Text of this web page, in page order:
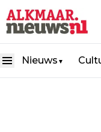
Nieuws ▼